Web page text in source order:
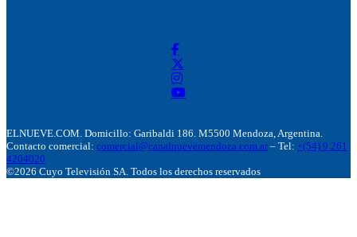
ELNUEVE.COM. Domicillo: Garibaldi 186. M5500 Mendoza, Argentina.
Contacto comercial: comercial@canalnuevemendoza.com.ar – Tel: +(54) 9 261
4204020
©2026 Cuyo Televisión SA. Todos los derechos reservados